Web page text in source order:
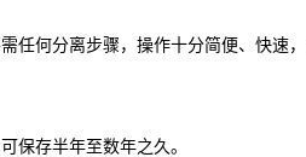
任何分离步骤，操作十分简便、快速
保存半年至数年之久。